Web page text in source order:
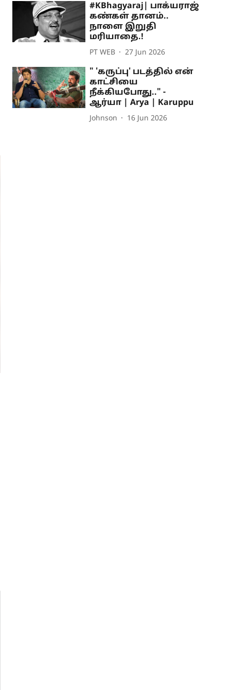
#KBhagyaraj| பாக்யராஜ்
கண்கள் தானம்..
நாளை இறுதி
மரியாதை.!
PT WEB 27 Jun 2026
" 'கருப்பு' படத்தில் என்
காட்சியை
நீக்கியபோது.." -
ஆர்யா | Arya | Karuppu
Johnson 16 Jun 2026